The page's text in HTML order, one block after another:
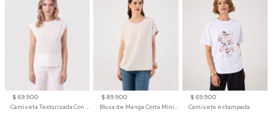
$ 69.900
Camiseta Texturizada Con Hombro Caído Para Mujer
$ 89.900
Blusa de Manga Corta Minimalista para Mujer
$ 69.900
Camiseta estampada